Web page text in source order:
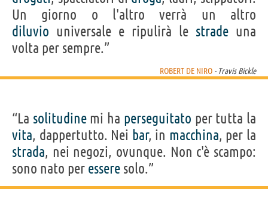
Un giorno o l'altro verrà un altro
diluvio universale e ripulirà le strade una
volta per sempre.”
ROBERT DE NIRO - Travis Bickle
“La solitudinemi ha perseguitato per tutta la
vita, dappertutto. Nei bar, in macchina, per la
strada, nei negozi, ovunque. Non c'è scampo:
sono nato per essere solo.”